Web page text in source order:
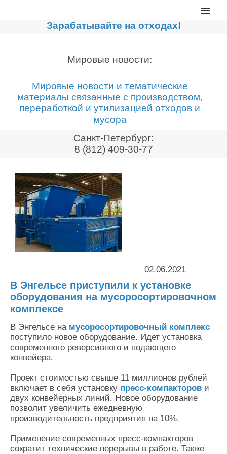
Главная
Сортировочные линии
Дробильное оборудование
Компакторы, контейнеры
Реализованные проекты
Видео
Новости компании
Мировые новости
О нас
Контакты
Оставить заявку
Зарабатывайте на отходах!
Мировые новости:
Мировые новости и тематические
материалы связанные с производством,
переработкой и утилизацией отходов и
мусора
Санкт-Петербург:
8 (812) 409-30-77
02.06.2021
В Энгельсе приступили к установке
оборудования на мусоросортировочном
комплексе
В Энгельсе на мусоросортировочный комплекс
поступило новое оборудование. Идет установка
современного реверсивного и подающего
конвейера.
Проект стоимостью свыше 11 миллионов рублей
включает в себя установку пресс-компакторов и
двух конвейерных линий. Новое оборудование
позволит увеличить ежедневную
производительность предприятия на 10%.
Применение современных пресс-компакторов
сократит технические перерывы в работе. Также